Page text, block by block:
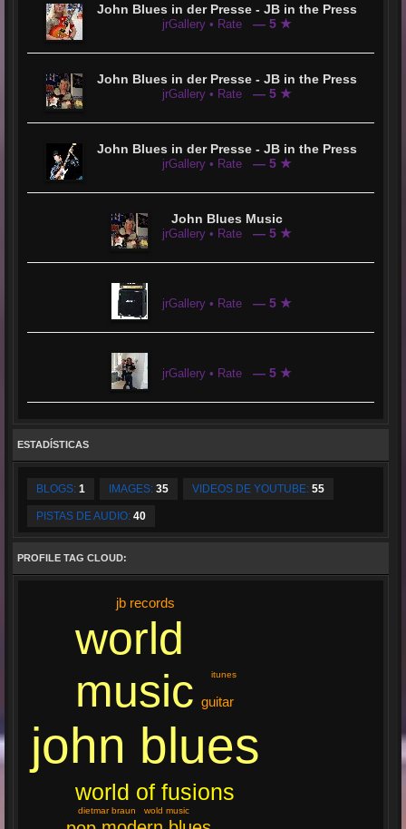
John Blues in der Presse - JB in the Press
jrGallery • Rate — 5 ★
John Blues in der Presse - JB in the Press
jrGallery • Rate — 5 ★
John Blues in der Presse - JB in the Press
jrGallery • Rate — 5 ★
John Blues Music
jrGallery • Rate — 5 ★
jrGallery • Rate — 5 ★
jrGallery • Rate — 5 ★
ESTADÍSTICAS
BLOGS: 1 IMAGES: 35 VIDEOS DE YOUTUBE: 55
PISTAS DE AUDIO: 40
PROFILE TAG CLOUD:
john blues
world
music
world of fusions
guitar
jb records
dietmar braun
itunes
wold music